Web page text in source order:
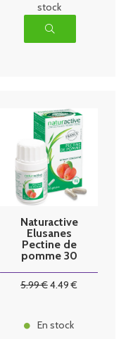
stock
Naturactive
Elusanes
Pectine de
pomme 30
5.99€4.49 €
En stock